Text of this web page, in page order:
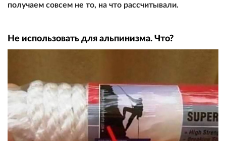
получаем совсем не то, на что рассчитывали.
Не использовать для альпинизма. Что?